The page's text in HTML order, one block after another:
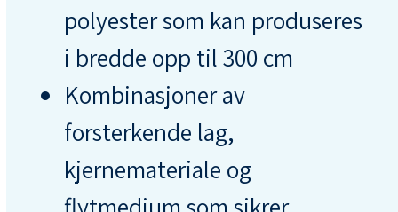
polyester som kan produseres
i bredde opp til 300 cm
Kombinasjoner av
forsterkende lag,
kjernemateriale og